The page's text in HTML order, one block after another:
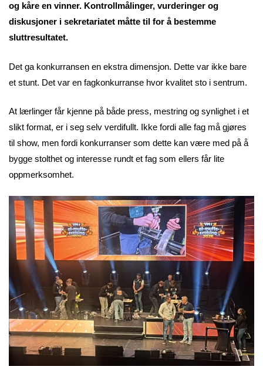
og kåre en vinner. Kontrollmålinger, vurderinger og
diskusjoner i sekretariatet måtte til for å bestemme
sluttresultatet.
Det ga konkurransen en ekstra dimensjon. Dette var ikke bare
et stunt. Det var en fagkonkurranse hvor kvalitet sto i sentrum.
At lærlinger får kjenne på både press, mestring og synlighet i et
slikt format, er i seg selv verdifullt. Ikke fordi alle fag må gjøres
til show, men fordi konkurranser som dette kan være med på å
bygge stolthet og interesse rundt et fag som ellers får lite
oppmerksomhet.